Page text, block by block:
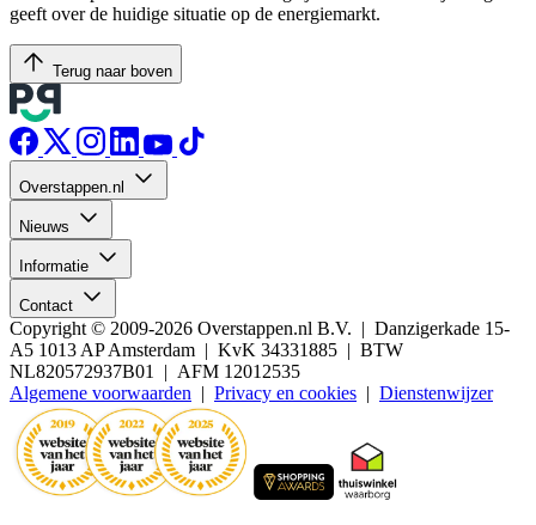
geeft over de huidige situatie op de energiemarkt.
Terug naar boven
Overstappen.nl
Nieuws
Informatie
Contact
Copyright © 2009-2026 Overstappen.nl B.V. | Danzigerkade 15-
A5 1013 AP Amsterdam | KvK 34331885 | BTW
NL820572937B01 | AFM 12012535
Algemene voorwaarden | Privacy en cookies | Dienstenwijzer